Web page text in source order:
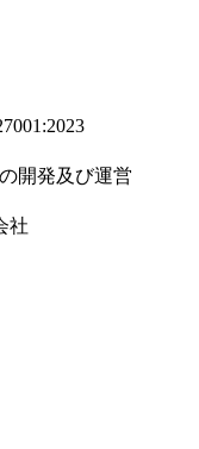
開発及び運営
社